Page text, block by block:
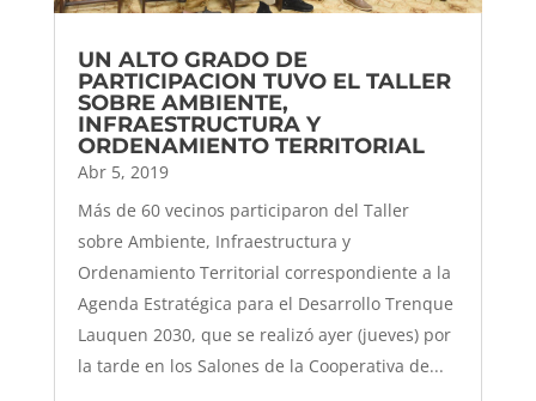
UN ALTO GRADO DE
PARTICIPACION TUVO EL TALLER
SOBRE AMBIENTE,
INFRAESTRUCTURA Y
ORDENAMIENTO TERRITORIAL
Abr 5, 2019
Más de 60 vecinos participaron del Taller
sobre Ambiente, Infraestructura y
Ordenamiento Territorial correspondiente a la
Agenda Estratégica para el Desarrollo Trenque
Lauquen 2030, que se realizó ayer (jueves) por
la tarde en los Salones de la Cooperativa de...